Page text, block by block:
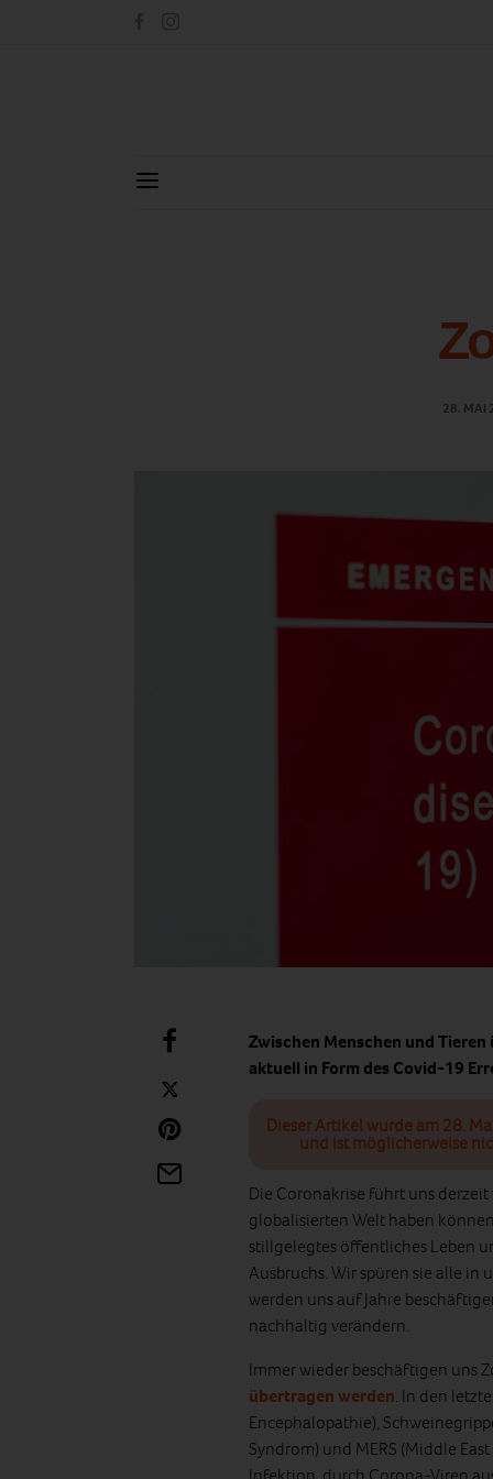
28. MAI
Zwischen Menschen und
aktuell in Form des Covid-19
Dieser Artikel wurde am 28.
und ist möglicherweise
Die Coronakrise führt uns
globalisierten Welt haben
stillgelegtes öffentliches Leben
Ausbruchs. Wir spüren sie alle
werden uns auf Jahre
nachhaltig verändern.
Immer wieder beschäftigen uns
übertragen werden. In den
Encephalopathie),
Syndrom) und MERS (Middle